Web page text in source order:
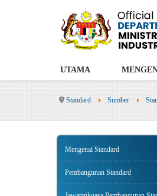
UTAMA
Standard Sumber
Mengenai Standard
Pembangunan Standard